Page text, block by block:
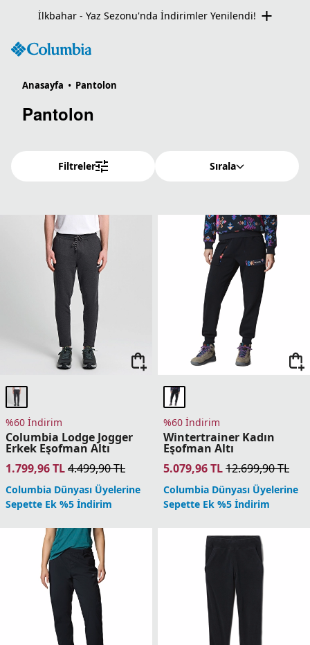
İlkbahar - Yaz Sezonu'nda İndirimler Yenilendi!
Anasayfa • Pantolon
Pantolon
Filtreler Sırala
%60 İndirim
Columbia Lodge Jogger
Erkek Eşofman Altı
1.799,96TL4.499,90TL
Columbia Dünyası Üyelerine
Sepette Ek %5 İndirim
%60 İndirim
Wintertrainer Kadın
Eşofman Altı
5.079,96TL12.699,90TL
Columbia Dünyası Üyelerine
Sepette Ek %5 İndirim